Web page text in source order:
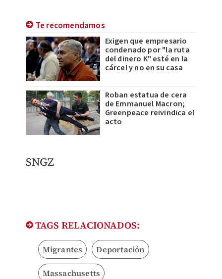
Te recomendamos
Exigen que empresario
condenado por "la ruta
del dinero K" esté en la
cárcel y no en su casa
Roban estatua de cera
de Emmanuel Macron;
Greenpeace reivindica el
acto
SNGZ
TAGS RELACIONADOS:
Migrantes Deportación
Massachusetts